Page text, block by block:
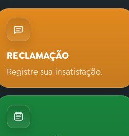
RECLAMAÇÃO
Registre sua insatisfação.